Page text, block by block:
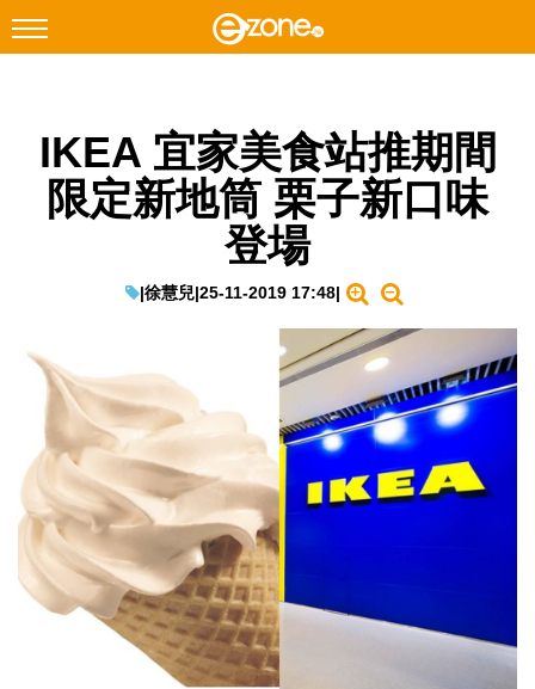
Facebook Instagram
科技焦點
EduTech
IT Times
生成式AI與雲端應用
Enterprise Digital Transformation
特集
IKEA 宜家美食站推期間
限定新地筒 栗子新口味
登場
|徐慧兒|25-11-2019 17:48|